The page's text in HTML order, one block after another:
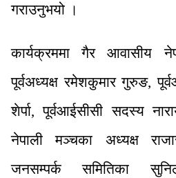
गराउनुभयो ।
कार्यक्रममा गैर आवासीय
पूर्वअध्यक्ष रमेशकुमार गुरुङ,
शेर्पा, पूर्वआईसीसी सदस्य
नेपाली मञ्चका अध्यक्ष
जनसम्पर्क समितिका